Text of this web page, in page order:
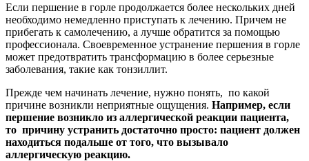
Если першение в горле продолжается более нескольких дней
необходимо немедленно приступать к лечению. Причем не
прибегать к самолечению, а лучше обратится за помощью
профессионала. Своевременное устранение першения в горле
может предотвратить трансформацию в более серьезные
заболевания, такие как тонзиллит.
Прежде чем начинать лечение, нужно понять, по какой
причине возникли неприятные ощущения. Например, если
першение возникло из аллергической реакции пациента,
то причину устранить достаточно просто: пациент должен
находиться подальше от того, что вызывало
аллергическую реакцию.